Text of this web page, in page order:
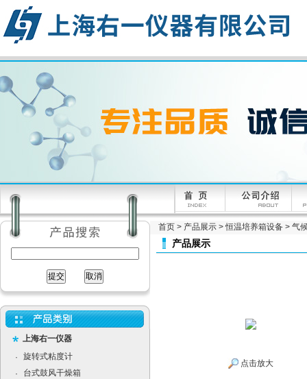
上海右一仪器
·
旋转式粘度计
·
台式鼓风干燥箱
首页 > 产品展示 >恒温培养箱设备 > 气
产品展示
点击放大